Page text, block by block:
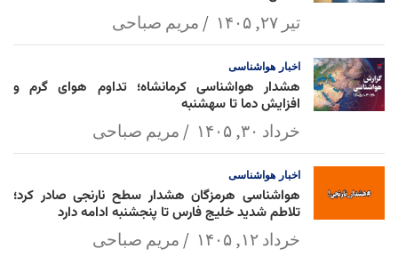
تیر ۲۷, ۱۴۰۵ مریم صباحی
اخبار هواشناسی
هشدار هواشناسی کرمانشاه؛ تداوم هوای گرم و
افزایش دما تا سهشنبه
خرداد ۳۰, ۱۴۰۵ مریم صباحی
اخبار هواشناسی
هواشناسی هرمزگان هشدار سطح نارنجی صادر کرد؛
تلاطم شدید خلیج فارس تا پنجشنبه ادامه دارد
خرداد ۱۲, ۱۴۰۵ مریم صباحی